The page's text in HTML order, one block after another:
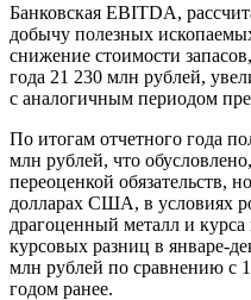
Банковская EBITDA,
добычу полезных
снижение стоимости
года 21 230 млн рублей,
с аналогичным периодом
По итогам отчетного года
млн рублей, что
переоценкой обязательств,
долларах США, в условиях
драгоценный металл и
курсовых разниц в январе-
млн рублей по сравнению с
годом ранее.